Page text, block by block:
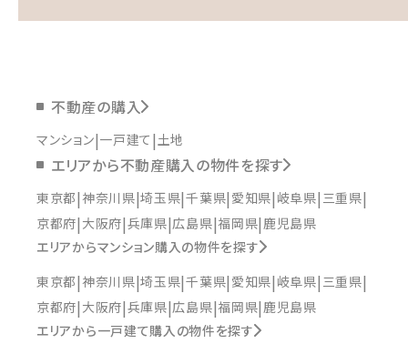
不動産の購入
マンション 一戸建て 土地
エリアから不動産購入の物件を探す
東京都 神奈川県 埼玉県 千葉県 愛知県 岐阜県 三重県
京都府 大阪府 兵庫県 広島県 福岡県 鹿児島県
エリアからマンション購入の物件を探す
東京都 神奈川県 埼玉県 千葉県 愛知県 岐阜県 三重県
京都府 大阪府 兵庫県 広島県 福岡県 鹿児島県
エリアから一戸建て購入の物件を探す